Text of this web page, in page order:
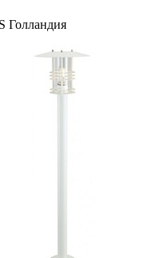
Голландия